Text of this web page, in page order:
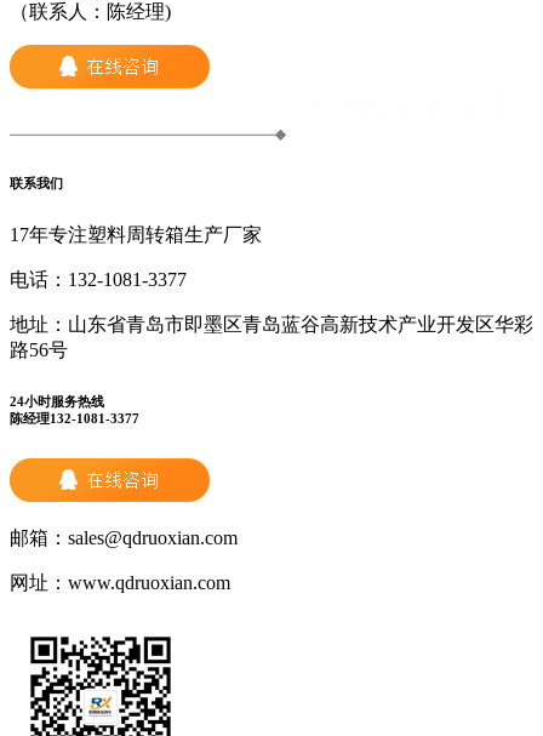
（联系人：陈经理)
联系我们
17年专注塑料周转箱生产厂家
电话： 132-1081-3377
地址： 山东省青岛市即墨区青岛蓝谷高新技术产业开发区华彩
路56号
24小时服务热线
陈经理132-1081-3377
邮箱： sales@qdruoxian.com
网址： www.qdruoxian.com